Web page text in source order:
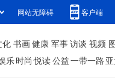
网站无障碍 客户端
化 书画健康 军事访谈 视频
乐时尚 悦读公益一带一路